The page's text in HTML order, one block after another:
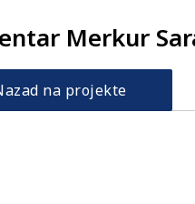
Merkur
na projekte